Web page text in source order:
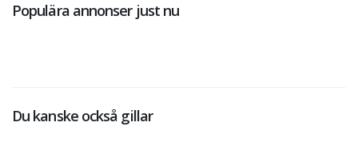
Populära annonser just nu
Du kanske också gillar